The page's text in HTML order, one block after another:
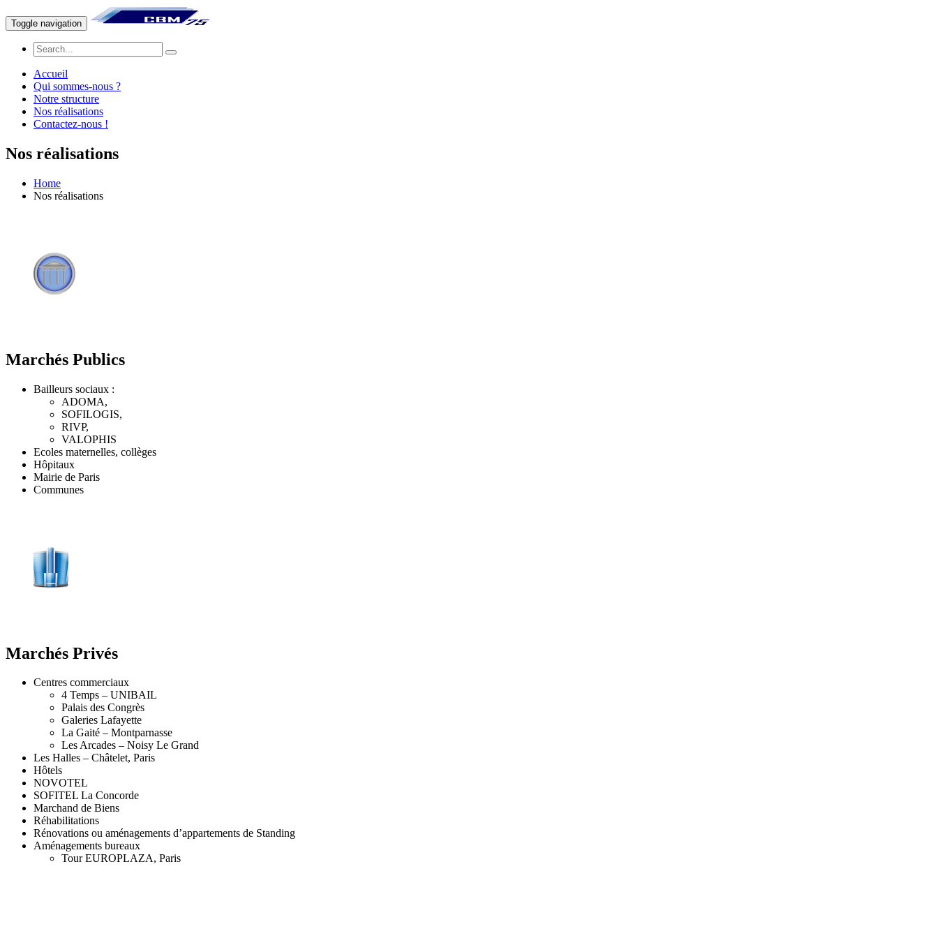
Toggle navigation
Accueil
Qui sommes-nous ?
Notre structure
Nos réalisations
Contactez-nous !
Nos réalisations
Home
Nos réalisations
Marchés Publics
Bailleurs sociaux :
ADOMA,
SOFILOGIS,
RIVP,
VALOPHIS
Ecoles maternelles, collèges
Hôpitaux
Mairie de Paris
Communes
Marchés Privés
Centres commerciaux
4 Temps – UNIBAIL
Palais des Congrès
Galeries Lafayette
La Gaité – Montparnasse
Les Arcades – Noisy Le Grand
Les Halles – Châtelet, Paris
Hôtels
NOVOTEL
SOFITEL La Concorde
Marchand de Biens
Réhabilitations
Rénovations ou aménagements d’appartements de Standing
Aménagements bureaux
Tour EUROPLAZA, Paris